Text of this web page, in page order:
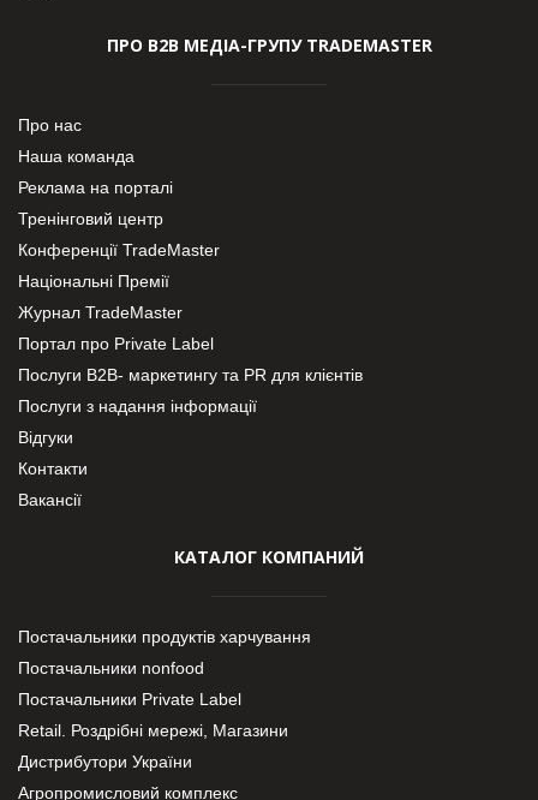
ПРО В2В МЕДІА-ГРУПУ TRADEMASTER
Про нас
Наша команда
Реклама на порталі
Тренінговий центр
Конференції TradeMaster
Національні Премії
Журнал TradeMaster
Портал про Private Label
Послуги В2В- маркетингу та PR для клієнтів
Послуги з надання інформації
Відгуки
Контакти
Вакансії
КАТАЛОГ КОМПАНИЙ
Постачальники продуктів харчування
Постачальники nonfood
Постачальники Private Label
Retail. Роздрібні мережі, Магазини
Дистрибутори України
Агропромисловий комплекс